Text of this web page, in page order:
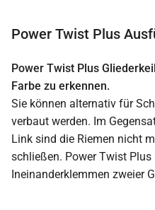
Power Twist Plus
Power Twist Plus
Farbe zu erkennen.
Sie können alternativ für
verbaut werden. Im
Link sind die Riemen nicht
schließen. Power Twist
Ineinanderklemmen zweier